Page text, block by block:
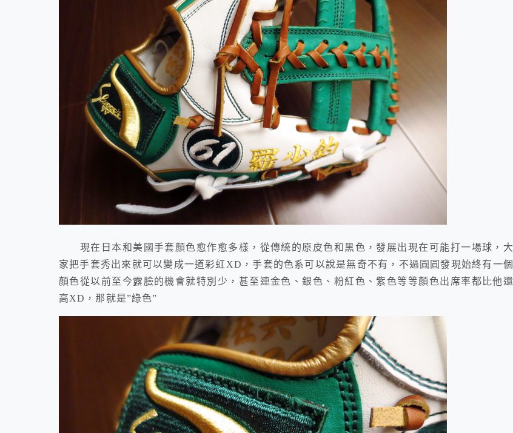
現在日本和美國手套顏色愈作愈多樣，從傳統的原皮色和黑色，發展出現在可能打一場球，大
家把手套秀出來就可以變成一道彩虹XD，手套的色系可以說是無奇不有，不過圓圓發現始終有一個
顏色從以前至今露臉的機會就特別少，甚至連金色、銀色、粉紅色、紫色等等顏色出席率都比他還
高XD，那就是”綠色”